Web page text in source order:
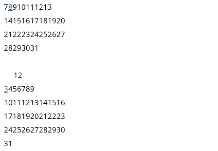
7891011 1213
14151617181920
21 222324252627
28293031
1 2
3456789
1011 1213141516
1718192021 2223
24252627282930
31